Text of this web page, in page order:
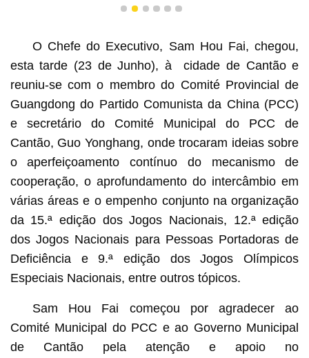
1 2 3 4 5 6
O Chefe do Executivo, Sam Hou Fai, chegou,
esta tarde (23 de Junho), à cidade de Cantão e
reuniu-se com o membro do Comité Provincial de
Guangdong do Partido Comunista da China (PCC)
e secretário do Comité Municipal do PCC de
Cantão, Guo Yonghang, onde trocaram ideias sobre
o aperfeiçoamento contínuo do mecanismo de
cooperação, o aprofundamento do intercâmbio em
várias áreas e o empenho conjunto na organização
da 15.ª edição dos Jogos Nacionais, 12.ª edição
dos Jogos Nacionais para Pessoas Portadoras de
Deficiência e 9.ª edição dos Jogos Olímpicos
Especiais Nacionais, entre outros tópicos.
Sam Hou Fai começou por agradecer ao
Comité Municipal do PCC e ao Governo Municipal
de Cantão pela atenção e apoio no